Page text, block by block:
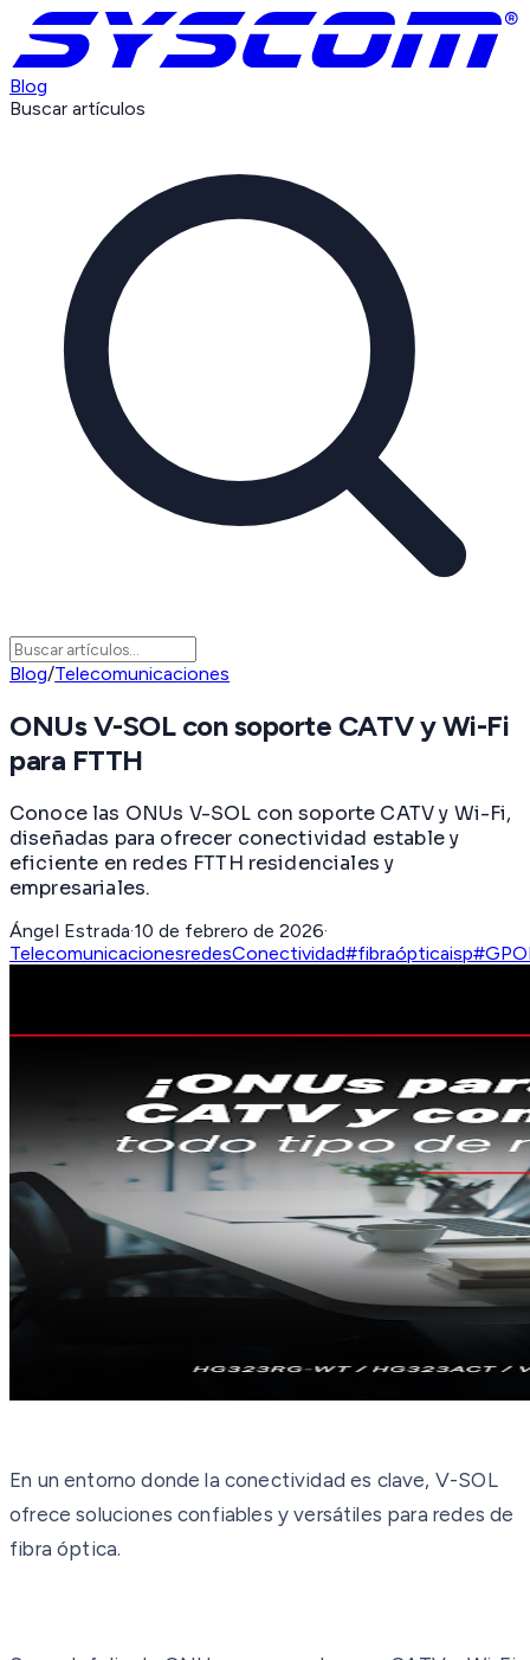
Blog
Buscar artículos
Blog/Telecomunicaciones
ONUs V-SOL con soporte CATV y Wi-Fi
para FTTH
Conoce las ONUs V-SOL con soporte CATV y Wi-Fi,
diseñadas para ofrecer conectividad estable y
eficiente en redes FTTH residenciales y
empresariales.
Ángel Estrada·10 de febrero de 2026·
TelecomunicacionesredesConectividad#fibraópticaisp
En un entorno donde la conectividad es clave, V-SOL
ofrece soluciones confiables y versátiles para redes de
fibra óptica.